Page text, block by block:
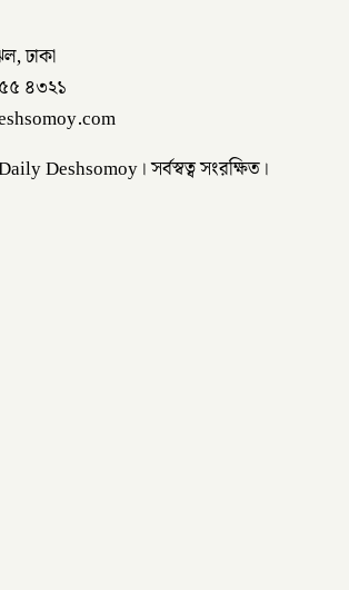
ঢাকা
৪৩২১
Deshsomoy। সর্বস্বত্ব সংরক্ষিত।